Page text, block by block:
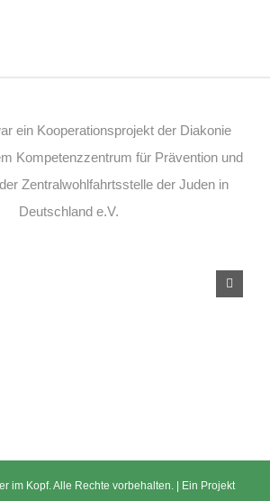
ein Kooperationsprojekt der Diakonie
Kompetenzzentrum für Prävention und
Zentralwohlfahrtsstelle der Juden in
Deutschland e.V.
im Kopf. Alle Rechte vorbehalten. | Ein Projekt